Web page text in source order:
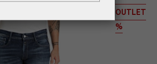
OUTLET
%